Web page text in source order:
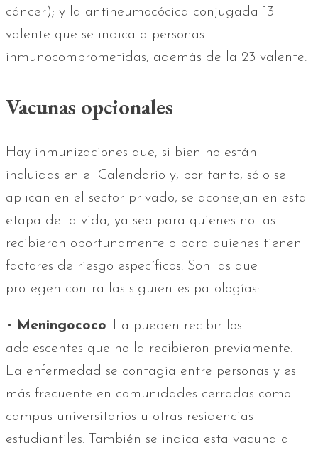
cáncer); y la antineumocócica conjugada 13
valente que se indica a personas
inmunocomprometidas, además de la 23 valente.
Vacunas opcionales
Hay inmunizaciones que, si bien no están
incluidas en el Calendario y, por tanto, sólo se
aplican en el sector privado, se aconsejan en esta
etapa de la vida, ya sea para quienes no las
recibieron oportunamente o para quienes tienen
factores de riesgo específicos. Son las que
protegen contra las siguientes patologías:
• Meningococo. La pueden recibir los
adolescentes que no la recibieron previamente.
La enfermedad se contagia entre personas y es
más frecuente en comunidades cerradas como
campus universitarios u otras residencias
estudiantiles. También se indica esta vacuna a